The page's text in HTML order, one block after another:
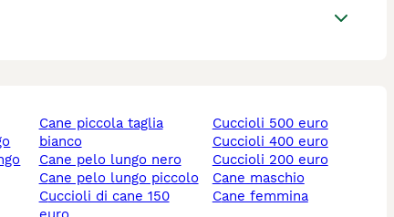
cane piccola taglia
bianco
cane pelo lungo nero
cane pelo lungo piccolo
cuccioli di cane 150
cuccioli 500 euro
cuccioli 400 euro
cuccioli 200 euro
cane maschio
cane femmina